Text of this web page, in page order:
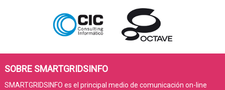
SOBRE SMARTGRIDSINFO
SMARTGRIDSINFO es el principal medio de comunicación on-line